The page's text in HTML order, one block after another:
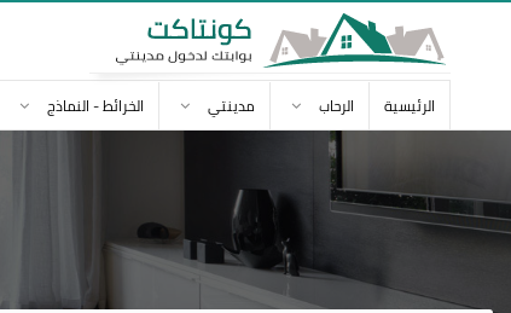
الرئيسية الرحاب مدينتي الخرائط - النماذج